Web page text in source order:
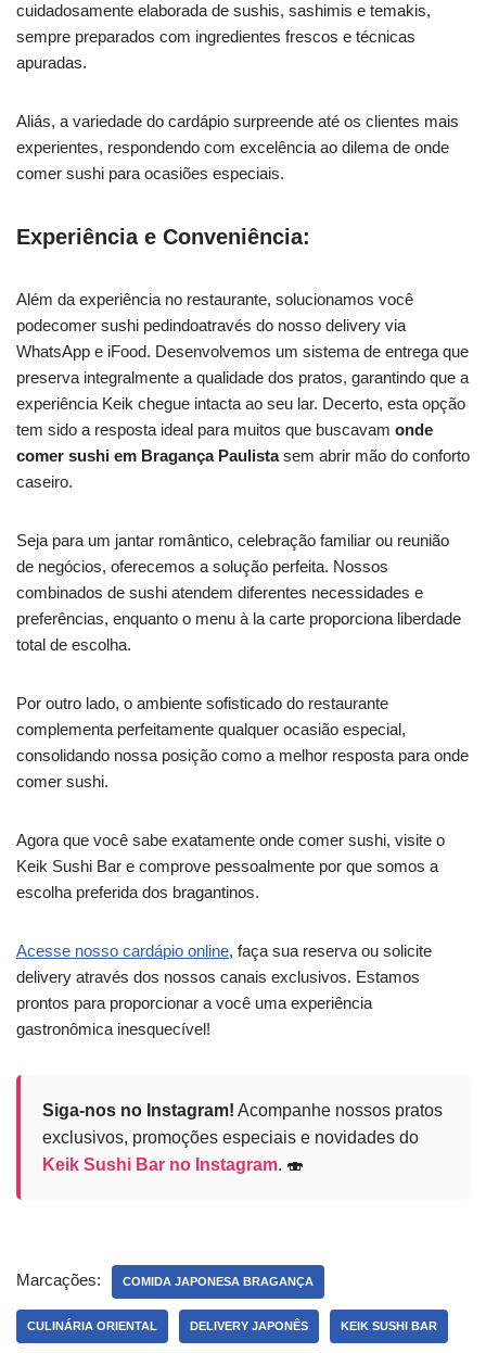
cuidadosamente elaborada de sushis, sashimis e temakis,
sempre preparados com ingredientes frescos e técnicas
apuradas.
Aliás, a variedade do cardápio surpreende até os clientes mais
experientes, respondendo com excelência ao dilema de onde
comer sushi para ocasiões especiais.
Experiência e Conveniência:
Além da experiência no restaurante, solucionamos você
podecomer sushi pedindoatravés do nosso delivery via
WhatsApp e iFood. Desenvolvemos um sistema de entrega que
preserva integralmente a qualidade dos pratos, garantindo que a
experiência Keik chegue intacta ao seu lar. Decerto, esta opção
tem sido a resposta ideal para muitos que buscavam onde
comer sushi em Bragança Paulistasem abrir mão do conforto
caseiro.
Seja para um jantar romântico, celebração familiar ou reunião
de negócios, oferecemos a solução perfeita. Nossos
combinados de sushi atendem diferentes necessidades e
preferências, enquanto o menu à la carte proporciona liberdade
total de escolha.
Por outro lado, o ambiente sofisticado do restaurante
complementa perfeitamente qualquer ocasião especial,
consolidando nossa posição como a melhor resposta para onde
comer sushi.
Agora que você sabe exatamente onde comer sushi, visite o
Keik Sushi Bar e comprove pessoalmente por que somos a
escolha preferida dos bragantinos.
Acesse nosso cardápio online, faça sua reserva ou solicite
delivery através dos nossos canais exclusivos. Estamos
prontos para proporcionar a você uma experiência
gastronômica inesquecível!
Siga-nos no Instagram! Acompanhe nossos pratos
exclusivos, promoções especiais e novidades do
Keik Sushi Bar no Instagram. 🍣
Marcações: COMIDA JAPONESA BRAGANÇA
CULINÁRIA ORIENTAL DELIVERY JAPONÊS KEIK SUSHI BAR